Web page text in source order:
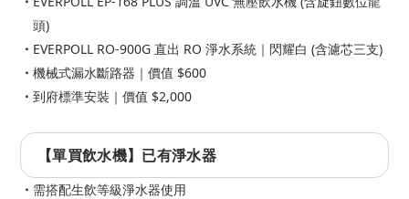
頭)
EVERPOLL RO-900G 直出 RO 淨水系統｜閃耀白 (含濾芯三支)
機械式漏水斷路器｜價值 $600
到府標準安裝｜價值 $2,000
【單買飲水機】已有淨水器
需搭配生飲等級淨水器使用